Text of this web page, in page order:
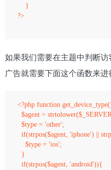
    }
?>
如果我们需要在主题中判断
广告就需要下面这个函数来
<?php function
$agent =
  $type = 'other';
if(strpos($agent, 'iphone') ||
    $type = 'ios';
  }
  if(strpos($agent, 'android')){